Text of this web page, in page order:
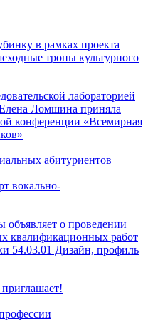
в рамках проекта
тропы культурного
лабораторией
Ломшина приняла
конференции «Всемирная
абитуриентов
вокально-
объявляет о проведении
квалификационных работ
54.03.01 Дизайн, профиль